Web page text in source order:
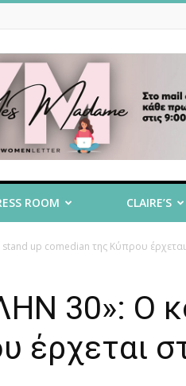
ROOM CLAIRE’S
up comedian της Κύπρου
30»: Ο
έρχεται